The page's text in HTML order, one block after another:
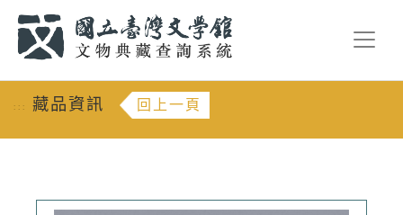
::: 藏品資訊 回上一頁